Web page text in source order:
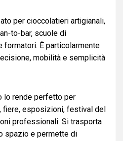
per cioccolatieri artigianali,
to-bar, scuole di
formatori. È particolarmente
mobilità e semplicità
lo rende perfetto per
fiere, esposizioni, festival del
professionali. Si trasporta
spazio e permette di